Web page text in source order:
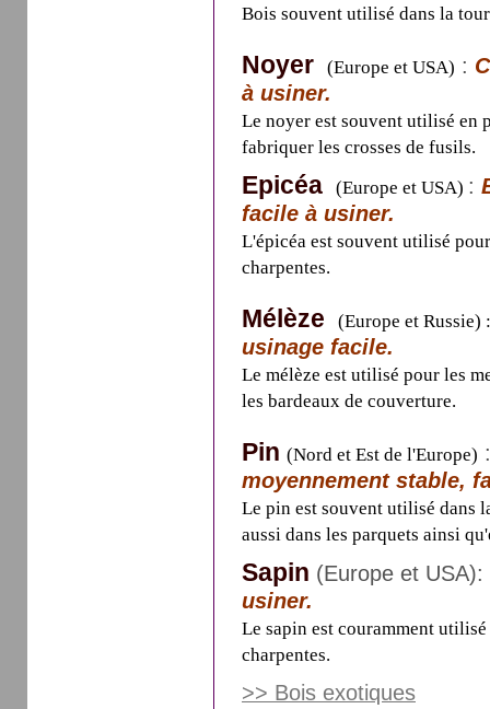
Bois souvent utilisé dans la
Noyer (Europe et USA) :
à usiner.
Le noyer est souvent utilisé en
fabriquer les crosses de fusils.
Epicéa (Europe et USA) :
facile à usiner.
L'épicéa est souvent utilisé
charpentes.
Mélèze (Europe et Russie)
usinage facile.
Le mélèze est utilisé pour les
les bardeaux de couverture.
Pin (Nord et Est de l'Europe)
moyennement stable,
Le pin est souvent utilisé dans
aussi dans les parquets ainsi
Sapin (Europe et USA):
usiner.
Le sapin est couramment
charpentes.
>> Bois exotiques